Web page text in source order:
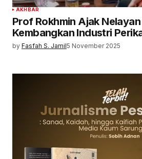
AKHBAR
Prof Rokhmin Ajak
Kembangkan Industri
by Fasfah S. Jamil5 November 2025